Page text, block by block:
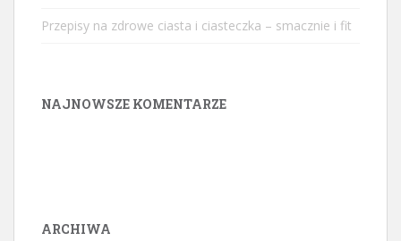
Przepisy na zdrowe ciasta i ciasteczka – smacznie i fit
NAJNOWSZE KOMENTARZE
ARCHIWA